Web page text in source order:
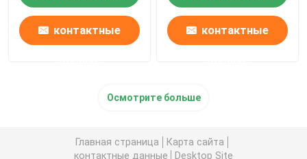
контактные контактные
Осмотрите больше
Главная страница
Карта сайта
контактные данные
Desktop Site